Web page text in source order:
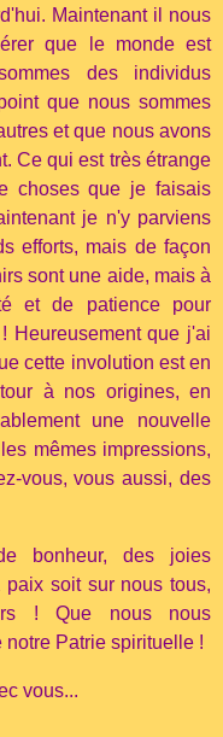
Maintenant il nous
que le monde est
des individus
que nous sommes
et que nous avons
Ce qui est très étrange
choses que je faisais
je n'y parviens
efforts, mais de façon
sont une aide, mais à
et de patience pour
Heureusement que j'ai
cette involution est en
à nos origines, en
une nouvelle
mêmes impressions,
vous, vous aussi, des
bonheur, des joies
soit sur nous tous,
! Que nous nous
Patrie spirituelle !
vous...